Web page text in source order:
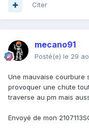
Citer
mecano91
Posté(e) le 29
Une mauvaise courbure
provoquer une chute
traverse au pm mais
Envoyé de mon